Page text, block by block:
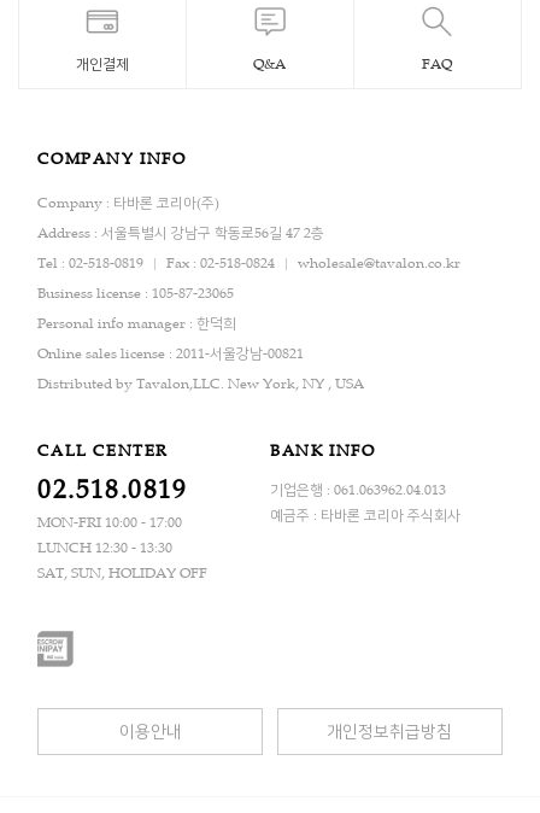
개인결제 Q&A FAQ
COMPANY INFO
Company : 타바론 코리아(주)
Address : 서울특별시 강남구 학동로56길 47 2층
Tel : 02-518-0819
Fax : 02-518-0824
wholesale@tavalon.co.kr
Business license : 105-87-23065
Personal info manager : 한덕희
Online sales license : 2011-서울강남-00821
Distributed by Tavalon,LLC. New York, NY , USA
CALL CENTER
02.518.0819
MON-FRI 10:00 - 17:00
LUNCH 12:30 - 13:30
SAT, SUN, HOLIDAY OFF
BANK INFO
기업은행 : 061.063962.04.013
예금주 : 타바론 코리아 주식회사
이용안내 개인정보취급방침